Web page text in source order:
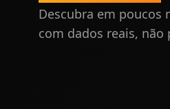
Descubra em poucos
com dados reais, não